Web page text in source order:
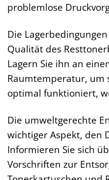
problemlose
Die
Qualität des
Lagern Sie ihn an
Raumtemperatur, um
optimal funktioniert,
Die umweltgerechte
wichtiger Aspekt, den
Informieren Sie sich
Vorschriften zur